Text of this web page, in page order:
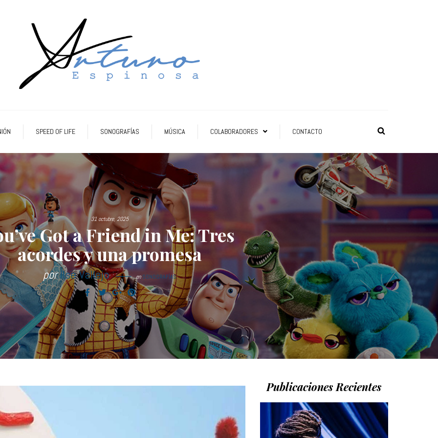
SPEED OF LIFE SONOGRAFÍAS MÚSICA COLABORADORES CONTACTO
31 octubre, 2025
Got a Friend in Me: Tres
acordes y una promesa
porIlse Vallejo enSONOGRAFÍAS
Publicaciones Recientes